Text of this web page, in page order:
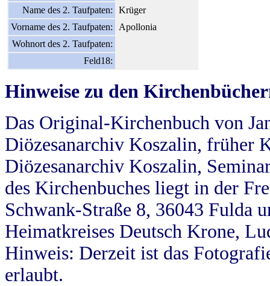
Name des 2. Taufpaten:
Krüger
Vorname des 2. Taufpaten:
Apollonia
Wohnort des 2. Taufpaten:
Feld18:
Hinweise zu den
Das Original-Kirchenbuch von
Diözesanarchiv Koszalin, früher
Diözesanarchiv Koszalin,
des Kirchenbuches liegt in der
Schwank-Straße 8, 36043 Fulda
Heimatkreises Deutsch Krone,
Hinweis: Derzeit ist das
erlaubt.